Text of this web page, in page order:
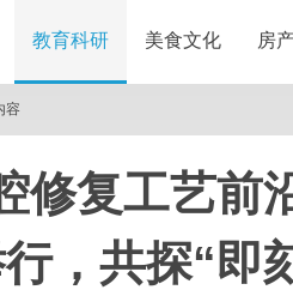
教育科研 美食文化 房
容
修复工艺前
，共探“即